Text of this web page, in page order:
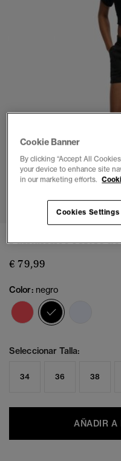
Pantalones cortos
€ 79,99
Color: negro
Seleccionar Talla:
34 36 38
AÑADIR A
Cookie Banner
By clicking “Accept All
your device to enhance site
in our marketing efforts.
Cookies Settings